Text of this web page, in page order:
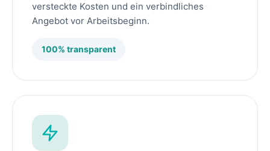
versteckte Kosten und ein verbindliches
Angebot vor Arbeitsbeginn.
100% transparent